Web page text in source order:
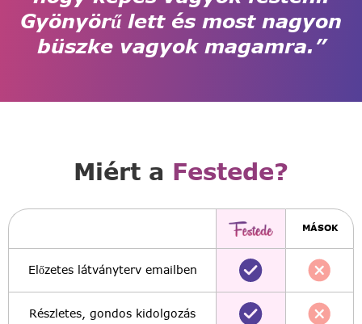
Gyönyörű lett és most nagyon
büszke vagyok magamra.”
Miért a Festede?
MÁSOK
Előzetes látványterv emailben
Részletes, gondos kidolgozás